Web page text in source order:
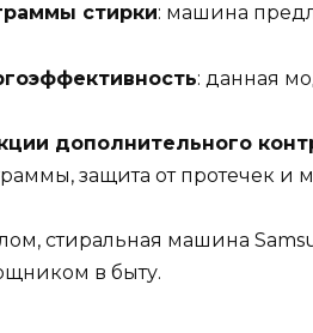
стирки: машина
: данная
дополнительного
защита от протечек и
стиральная машина
в быту.